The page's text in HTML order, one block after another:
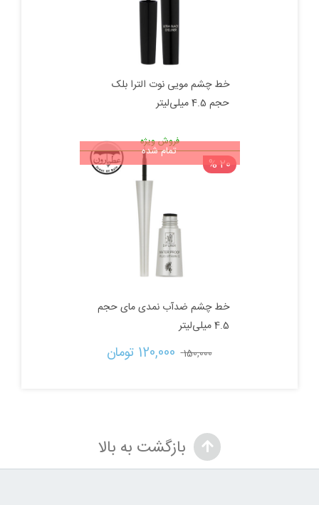
خط چشم مویی نوت الترا بلک
حجم 4.5 میلی‌لیتر
فروش ویژه
20 %
تمام شده
خط چشم ضدآب نمدی مای حجم
4.5 میلی‌لیتر
150,000 قیمت
بود.
120,000 تومان
بازگشت به بالا